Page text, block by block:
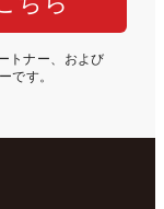
トナー、および
です。